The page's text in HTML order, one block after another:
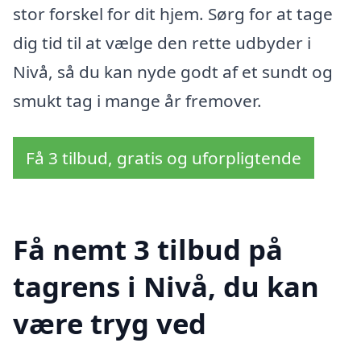
stor forskel for dit hjem. Sørg for at tage
dig tid til at vælge den rette udbyder i
Nivå, så du kan nyde godt af et sundt og
smukt tag i mange år fremover.
Få 3 tilbud, gratis og uforpligtende
Få nemt 3 tilbud på
tagrens i Nivå, du kan
være tryg ved